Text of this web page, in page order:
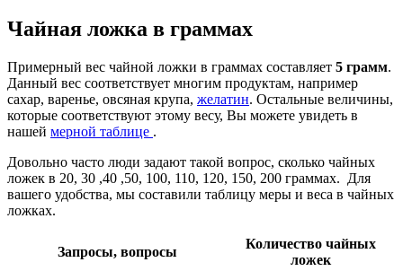
Чайная ложка в граммах
Примерный вес чайной ложки в граммах составляет 5 грамм.
Данный вес соответствует многим продуктам, например
сахар, варенье, овсяная крупа, желатин. Остальные величины,
которые соответствуют этому весу, Вы можете увидеть в
нашей мерной таблице .
Довольно часто люди задают такой вопрос, сколько чайных
ложек в 20, 30 ,40 ,50, 100, 110, 120, 150, 200 граммах. Для
вашего удобства, мы составили таблицу меры и веса в чайных
ложках.
Запросы, вопросы
Количество чайных
ложек